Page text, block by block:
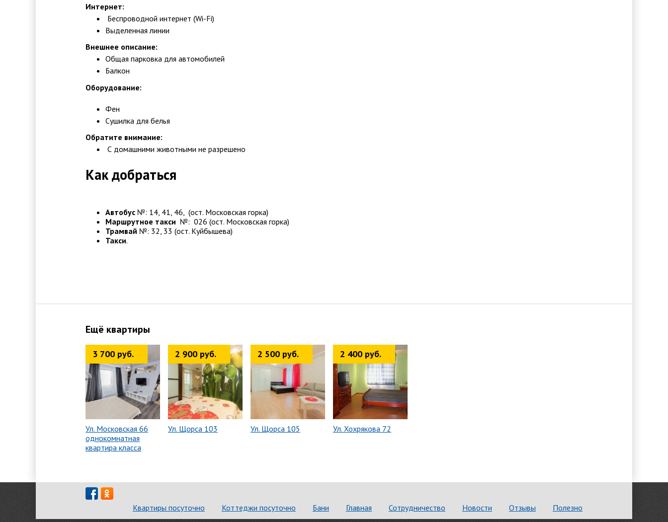
Интернет:
Беспроводной интернет (Wi-Fi)
Выделенная линии
Внешнее описание:
Общая парковка для автомобилей
Балкон
Оборудование:
Фен
Сушилка для белья
Обратите внимание:
С домашними животными не разрешено
Как добраться
Автобус №: 14, 41, 46, (ост. Московская горка)
Маршрутное такси №: 026 (ост. Московская горка)
Трамвай №: 32, 33 (ост. Куйбышева)
Такси.
Ещё квартиры
3 700 руб.
Ул. Московская 66
однокомнатная
квартира класса
2 900 руб.
Ул. Щорса 103
2 500 руб.
Ул. Щорса 105
2 400 руб.
Ул. Хохрякова 72
Квартиры посуточно Коттеджи посуточно Бани Главная Сотрудничество Новости Отзывы Полезно